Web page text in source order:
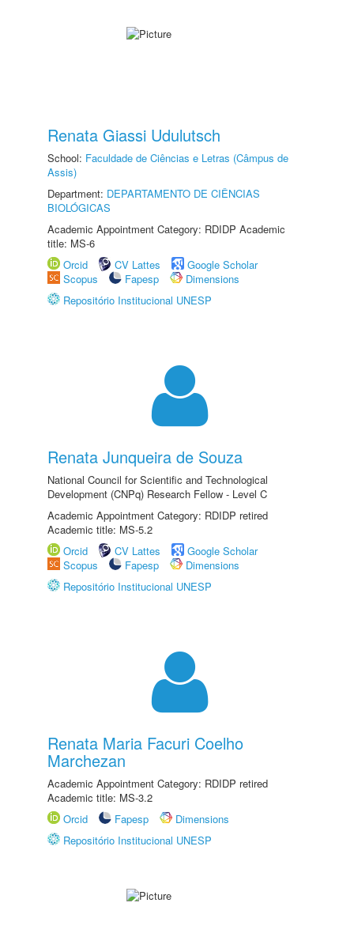
Renata Giassi Udulutsch
School: Faculdade de Ciências e Letras (Câmpus de
Assis)
Department: DEPARTAMENTO DE CIÊNCIAS
BIOLÓGICAS
Academic Appointment Category: RDIDP Academic
title: MS-6
Orcid
CV Lattes
Google Scholar
Scopus
Fapesp
Dimensions
Repositório Institucional UNESP
Renata Junqueira de Souza
National Council for Scientific and Technological
Development (CNPq) Research Fellow - Level C
Academic Appointment Category: RDIDP retired
Academic title: MS-5.2
Orcid
CV Lattes
Google Scholar
Scopus
Fapesp
Dimensions
Repositório Institucional UNESP
Renata Maria Facuri Coelho
Marchezan
Academic Appointment Category: RDIDP retired
Academic title: MS-3.2
Orcid
Fapesp
Dimensions
Repositório Institucional UNESP